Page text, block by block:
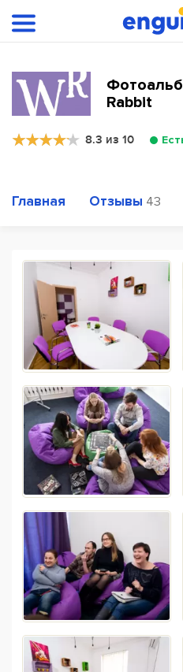
Rabbit
8.3 из 10
Главная Отзывы 43